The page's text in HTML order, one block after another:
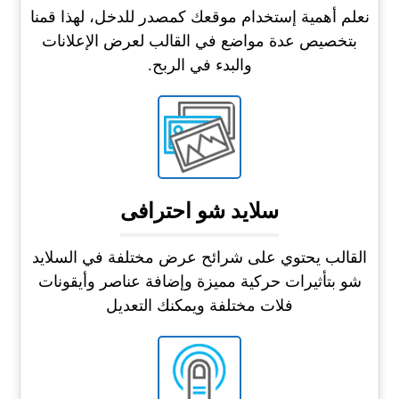
نعلم أهمية إستخدام موقعك كمصدر للدخل، لهذا قمنا
بتخصيص عدة مواضع في القالب لعرض الإعلانات
والبدء في الربح.
سلايد شو احترافى
القالب يحتوي على شرائح عرض مختلفة في السلايد
شو بتأثيرات حركية مميزة وإضافة عناصر وأيقونات
فلات مختلفة ويمكنك التعديل